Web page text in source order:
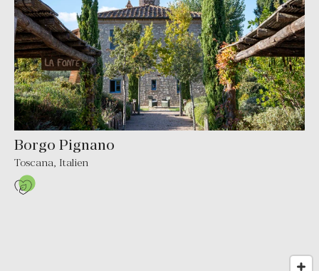
Borgo Pignano
Toscana, Italien